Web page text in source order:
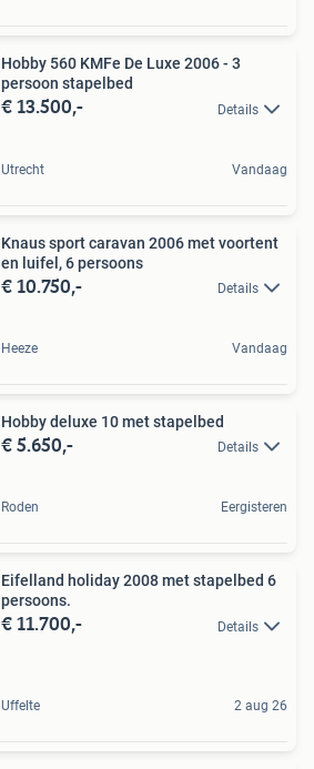
Hobby 560 KMFe De Luxe 2006 - 3
persoon stapelbed
€ 13.500,- Details
Utrecht Vandaag
Knaus sport caravan 2006 met voortent
en luifel, 6 persoons
€ 10.750,- Details
Heeze Vandaag
Hobby deluxe 10 met stapelbed
€ 5.650,- Details
Roden Eergisteren
Eifelland holiday 2008 met stapelbed 6
persoons.
€ 11.700,- Details
Uffelte 2 aug 26